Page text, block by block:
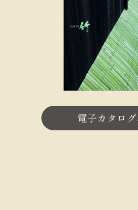
電子カタログ